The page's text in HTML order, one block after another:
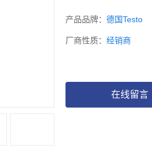
针对SO2的测量，采
器的干扰因素，符合
产品品牌： 德国Testo
厂商性质： 经销商
在线留言